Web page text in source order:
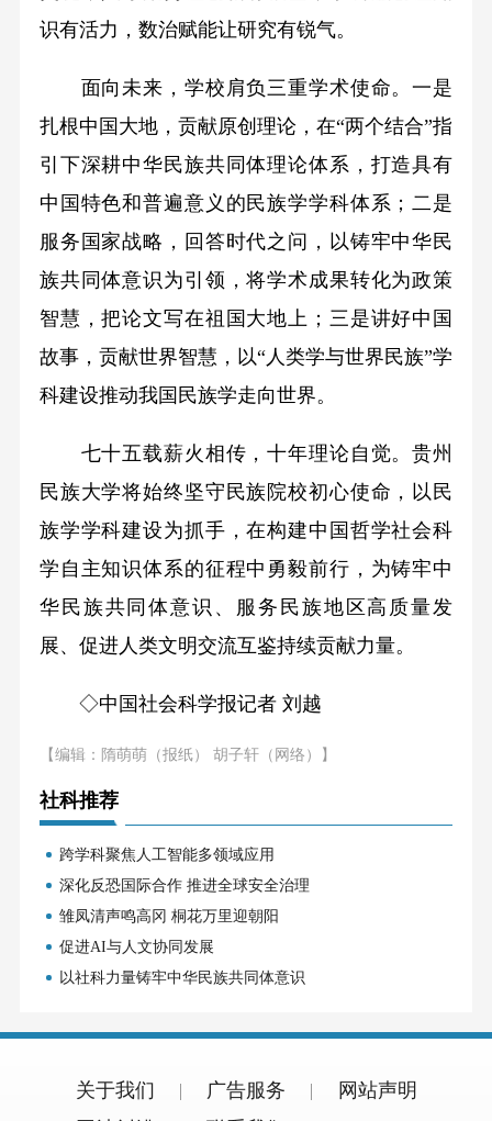
识有活力，数治赋能让研究有锐气。
面向未来，学校肩负三重学术使命。一是
扎根中国大地，贡献原创理论，在“两个结合”指
引下深耕中华民族共同体理论体系，打造具有
中国特色和普遍意义的民族学学科体系；二是
服务国家战略，回答时代之问，以铸牢中华民
族共同体意识为引领，将学术成果转化为政策
智慧，把论文写在祖国大地上；三是讲好中国
故事，贡献世界智慧，以“人类学与世界民族”学
科建设推动我国民族学走向世界。
七十五载薪火相传，十年理论自觉。贵州
民族大学将始终坚守民族院校初心使命，以民
族学学科建设为抓手，在构建中国哲学社会科
学自主知识体系的征程中勇毅前行，为铸牢中
华民族共同体意识、服务民族地区高质量发
展、促进人类文明交流互鉴持续贡献力量。
◇中国社会科学报记者 刘越
【编辑：隋萌萌（报纸） 胡子轩（网络）】
社科推荐
跨学科聚焦人工智能多领域应用
深化反恐国际合作 推进全球安全治理
雏凤清声鸣高冈 桐花万里迎朝阳
促进AI与人文协同发展
以社科力量铸牢中华民族共同体意识
关于我们 广告服务
网站声明